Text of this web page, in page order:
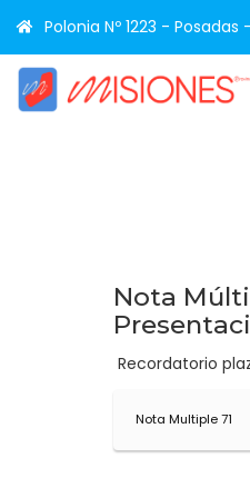
Polonia Nº 1223 - Posadas
Nota
Recordatorio
Nota Multiple 71